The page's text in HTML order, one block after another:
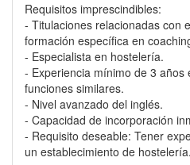
Requisitos imprescindibles:
- Titulaciones relacionadas con
formación específica en
- Especialista en hostelería.
- Experiencia mínimo de 3 años
funciones similares.
- Nivel avanzado del inglés.
- Capacidad de incorporación
- Requisito deseable: Tener
un establecimiento de hostelería.